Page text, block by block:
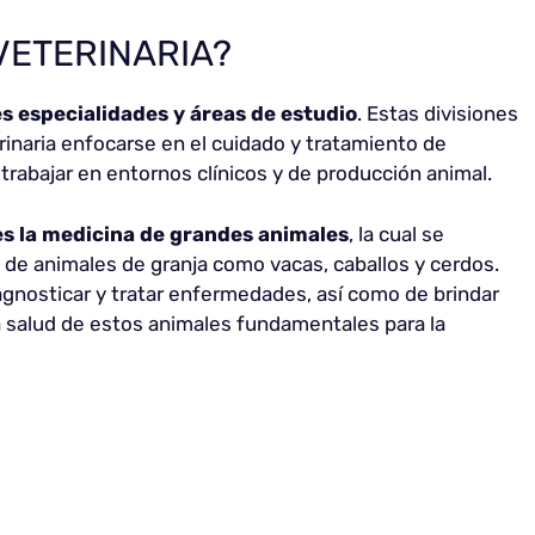
especialidades y áreas de estudio. Estas divisiones
enfocarse en el cuidado y tratamiento de
en entornos clínicos y de producción animal.
la medicina de grandes animales, la cual se
animales de granja como vacas, caballos y cerdos.
y tratar enfermedades, así como de brindar
de estos animales fundamentales para la